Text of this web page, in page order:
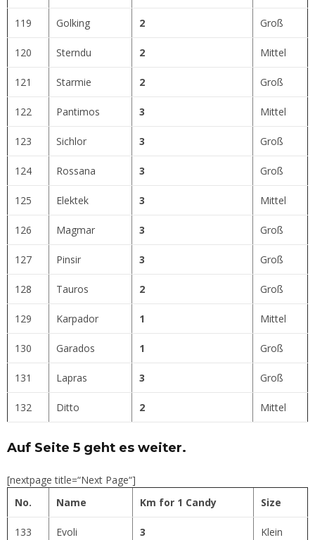
119 Golking 2 Groß
120 Sterndu 2 Mittel
121 Starmie 2 Groß
122 Pantimos 3 Mittel
123 Sichlor 3 Groß
124 Rossana 3 Groß
125 Elektek 3 Mittel
126 Magmar 3 Groß
127 Pinsir 3 Groß
128 Tauros 2 Groß
129 Karpador 1 Mittel
130 Garados 1 Groß
131 Lapras 3 Groß
132 Ditto 2 Mittel
Auf Seite 5 geht es weiter.
[nextpage title=“Next Page“]
No.
Name Km for 1 Candy Size
133 Evoli 3 Klein